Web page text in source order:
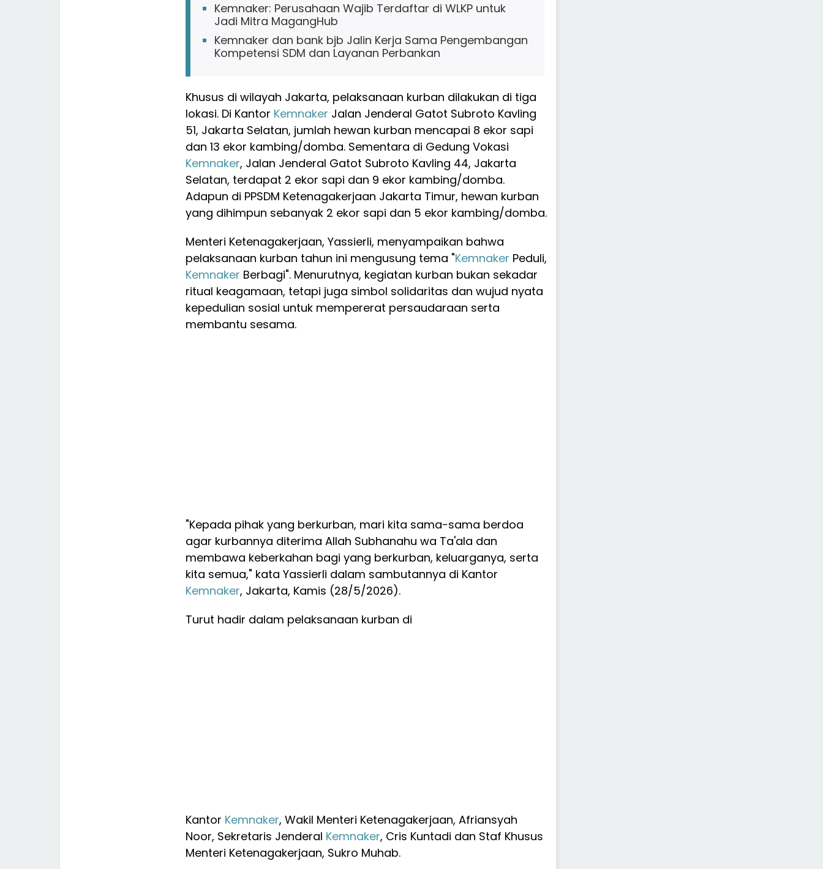
Kemnaker: Perusahaan Wajib Terdaftar di WLKP untuk
Jadi Mitra MagangHub
Kemnaker dan bank bjb Jalin Kerja Sama Pengembangan
Kompetensi SDM dan Layanan Perbankan
Khusus di wilayah Jakarta, pelaksanaan kurban dilakukan di tiga
lokasi. Di Kantor Kemnaker Jalan Jenderal Gatot Subroto Kavling
51, Jakarta Selatan, jumlah hewan kurban mencapai 8 ekor sapi
dan 13 ekor kambing/domba. Sementara di Gedung Vokasi
Kemnaker, Jalan Jenderal Gatot Subroto Kavling 44, Jakarta
Selatan, terdapat 2 ekor sapi dan 9 ekor kambing/domba.
Adapun di PPSDM Ketenagakerjaan Jakarta Timur, hewan kurban
yang dihimpun sebanyak 2 ekor sapi dan 5 ekor kambing/domba.
Menteri Ketenagakerjaan, Yassierli, menyampaikan bahwa
pelaksanaan kurban tahun ini mengusung tema "Kemnaker Peduli,
Kemnaker Berbagi". Menurutnya, kegiatan kurban bukan sekadar
ritual keagamaan, tetapi juga simbol solidaritas dan wujud nyata
kepedulian sosial untuk mempererat persaudaraan serta
membantu sesama.
"Kepada pihak yang berkurban, mari kita sama-sama berdoa
agar kurbannya diterima Allah Subhanahu wa Ta'ala dan
membawa keberkahan bagi yang berkurban, keluarganya, serta
kita semua," kata Yassierli dalam sambutannya di Kantor
Kemnaker, Jakarta, Kamis (28/5/2026).
Turut hadir dalam pelaksanaan kurban di
Kantor Kemnaker, Wakil Menteri Ketenagakerjaan, Afriansyah
Noor, Sekretaris Jenderal Kemnaker, Cris Kuntadi dan Staf Khusus
Menteri Ketenagakerjaan, Sukro Muhab.